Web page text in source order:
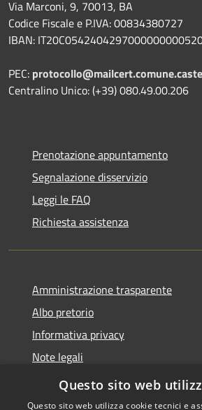
Via Marconi, 9, 70013, BA
Codice Fiscale e P.IVA: 00834380727
IBAN:
PEC:
Centralino Unico: (+39) 080.49.00.206
Prenotazione appuntamento
Segnalazione disservizio
Leggi le FAQ
Richiesta assistenza
Amministrazione trasparente
Albo pretorio
Informativa privacy
Note legali
Dichiarazione di accessibilità
Questo sito web
Questo sito web utilizza cookie tecnici e